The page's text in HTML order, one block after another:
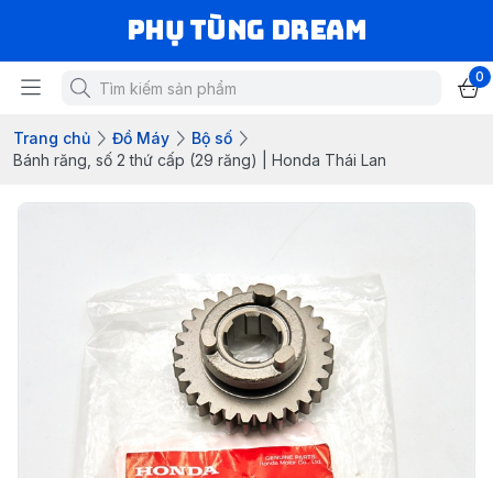
Phụ Tùng Dream
0
Trang chủ Đồ Máy
Bộ số
Bánh răng, số 2 thứ cấp (29 răng) | Honda Thái Lan